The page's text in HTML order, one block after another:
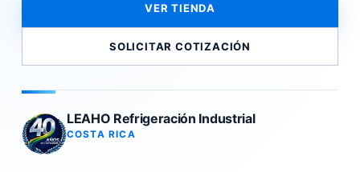
VER TIENDA
SOLICITAR COTIZACIÓN
LEAHO Refrigeración Industrial
COSTA RICA